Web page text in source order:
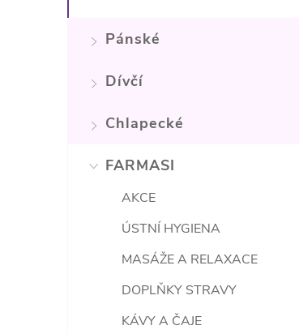
Pánské
Dívčí
Chlapecké
FARMASI
AKCE
ÚSTNÍ HYGIENA
MASÁŽE A RELAXACE
DOPLŇKY STRAVY
KÁVY A ČAJE